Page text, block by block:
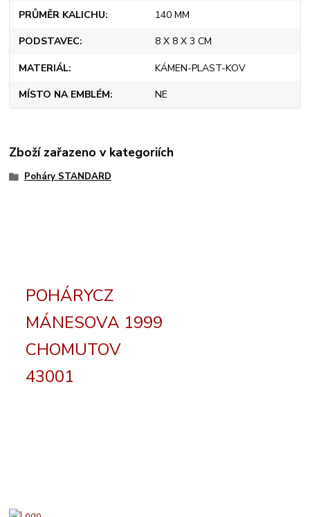
PRŮMĚR KALICHU 140 MM
PODSTAVEC 8 X 8 X 3 CM
MATERIÁL KÁMEN-PLAST-KOV
MÍSTO NA EMBLÉM NE
Zboží zařazeno v kategoriích
Poháry STANDARD
POHÁRYCZ
MÁNESOVA 1999
CHOMUTOV
43001